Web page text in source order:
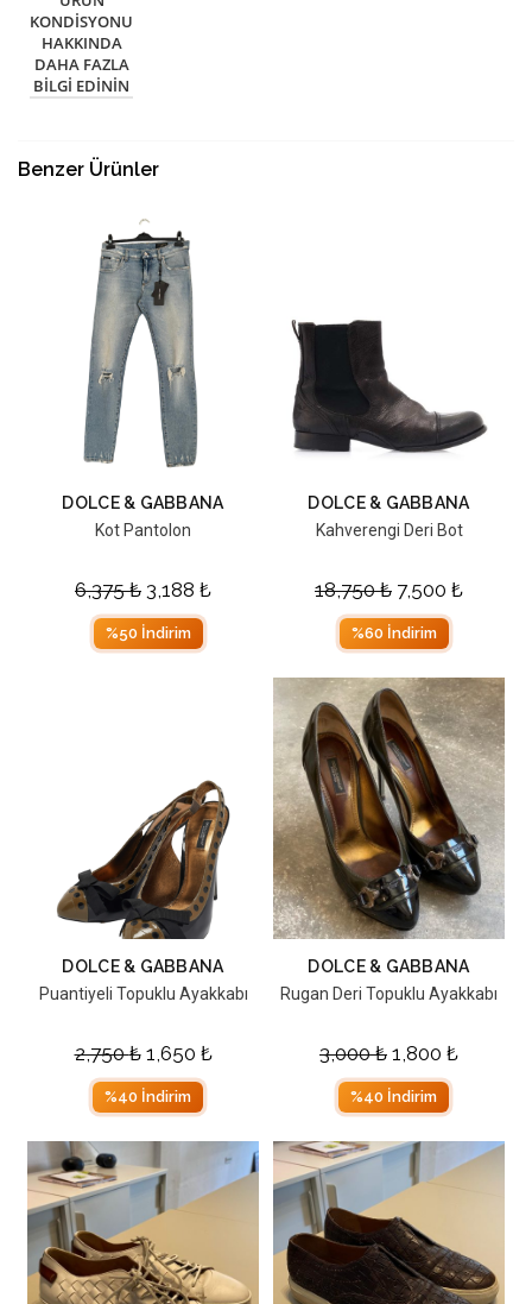
KONDISYONU
HAKKINDA
DAHA FAZLA
BILGI EDININ
Benzer Ürünler
DOLCE & GABBANA
Kot Pantolon
6,375₺ 3,188 ₺
%50 İndirim
DOLCE & GABBANA
Kahverengi Deri Bot
18,750₺ 7,500 ₺
%60 İndirim
DOLCE & GABBANA
Puantiyeli Topuklu Ayakkabı
2,750₺ 1,650 ₺
%40 İndirim
DOLCE & GABBANA
Rugan Deri Topuklu Ayakkabı
3,000₺ 1,800 ₺
%40 İndirim